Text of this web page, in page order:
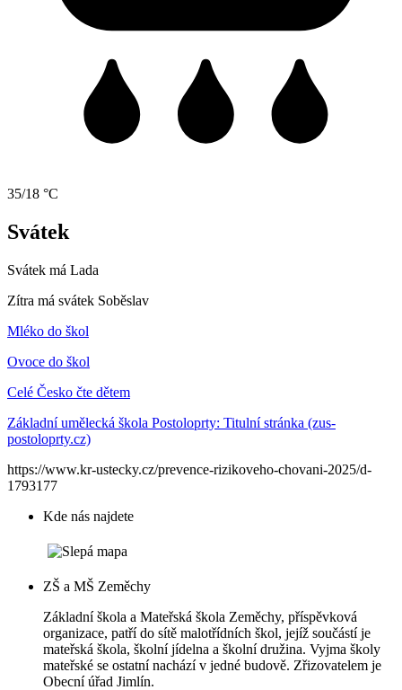
35/18 °C
Svátek
Svátek má Lada
Zítra má svátek Soběslav
Mléko do škol
Ovoce do škol
Celé Česko čte dětem
Základní umělecká škola Postoloprty: Titulní stránka (zus-
postoloprty.cz)
https://www.kr-ustecky.cz/prevence-rizikoveho-chovani-2025/d-
1793177
Kde nás najdete
ZŠ a MŠ Zeměchy
Základní škola a Mateřská škola Zeměchy, příspěvková
organizace, patří do sítě malotřídních škol, jejíž součástí je
mateřská škola, školní jídelna a školní družina. Vyjma školy
mateřské se ostatní nachází v jedné budově. Zřizovatelem je
Obecní úřad Jimlín.